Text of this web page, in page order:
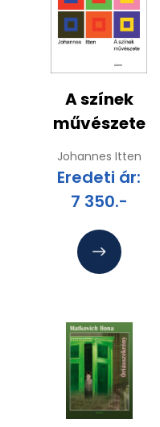
A színek
művészete
Johannes Itten
Eredeti ár:
7 350.-